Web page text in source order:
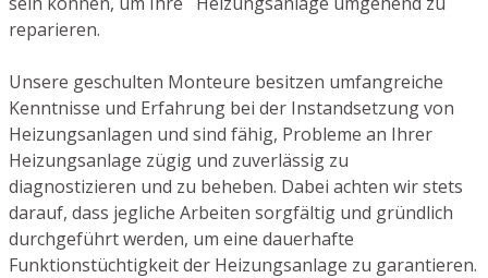
reparieren.
Unsere geschulten Monteure besitzen umfangreiche
Kenntnisse und Erfahrung bei der Instandsetzung von
Heizungsanlagen und sind fähig, Probleme an Ihrer
Heizungsanlage zügig und zuverlässig zu
diagnostizieren und zu beheben. Dabei achten wir stets
darauf, dass jegliche Arbeiten sorgfältig und gründlich
durchgeführt werden, um eine dauerhafte
Funktionstüchtigkeit der Heizungsanlage zu garantieren.